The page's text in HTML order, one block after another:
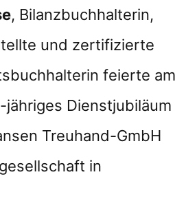
, Bilanzbuchhalterin,
und zertifizierte
feierte am
jähriges Dienstjubiläum
Treuhand-GmbH
in